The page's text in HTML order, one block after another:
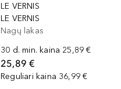
LE VERNIS
LE VERNIS
Nagų lakas
30 d. min. kaina 25,89 €
25,89 €
Reguliari kaina 36,99 €